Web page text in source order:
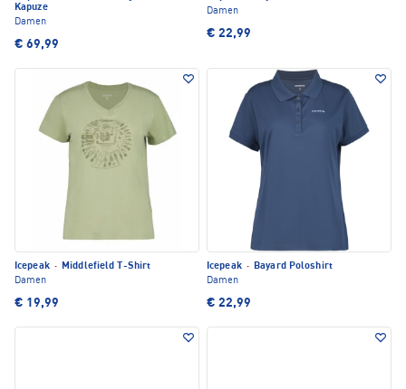
Kapuze
Damen
€ 69,99
Damen
€ 22,99
Icepeak · Middlefield T-Shirt
Damen
€ 19,99
Icepeak · Bayard Poloshirt
Damen
€ 22,99